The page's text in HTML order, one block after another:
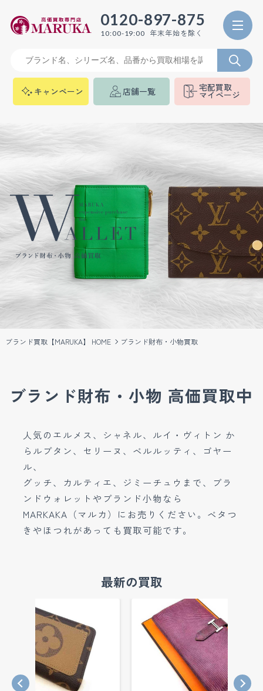
0120-897-875
10:00-19:00 年末年始を除く
キャンペーン 店舗一覧 宅配買取
マイページ
ブランド買取【MARUKA】 HOME ブランド財布・小物買取
ブランド財布・小物 高価買取中
人気のエルメス、シャネル、ルイ・ヴィトン か
らルブタン、セリーヌ、ベルルッティ、ゴヤー
ル、
グッチ、カルティエ、ジミーチュウまで、ブラ
ンドウォレットやブランド小物なら
MARKAKA（マルカ）にお売りください。ベタつ
きやほつれがあっても買取可能です。
最新の買取